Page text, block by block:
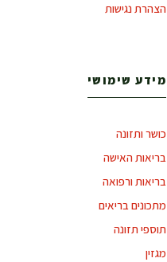
הצהרת נגישות
מידע שימושי
כושר ותזונה
בריאות האישה
בריאות ורפואה
מתכונים בריאים
תוספי תזונה
מגזין